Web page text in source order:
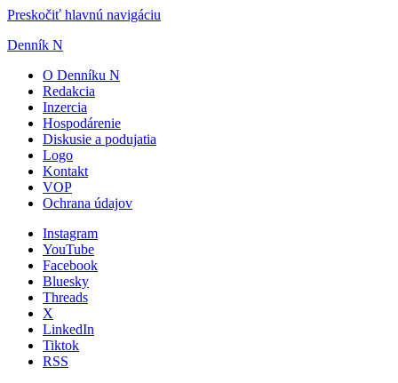
Preskočiť hlavnú navigáciu
Denník N
O Denníku N
Redakcia
Inzercia
Hospodárenie
Diskusie a podujatia
Logo
Kontakt
VOP
Ochrana údajov
Instagram
YouTube
Facebook
Bluesky
Threads
X
LinkedIn
Tiktok
RSS